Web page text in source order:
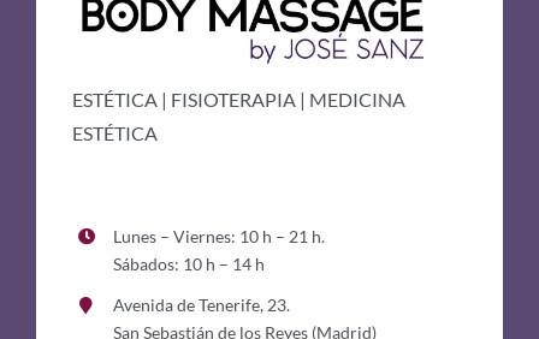
ESTÉTICA | FISIOTERAPIA | MEDICINA
ESTÉTICA
Lunes – Viernes: 10 h – 21 h.
Sábados: 10 h – 14 h
Avenida de Tenerife, 23.
San Sebastián de los Reyes (Madrid)